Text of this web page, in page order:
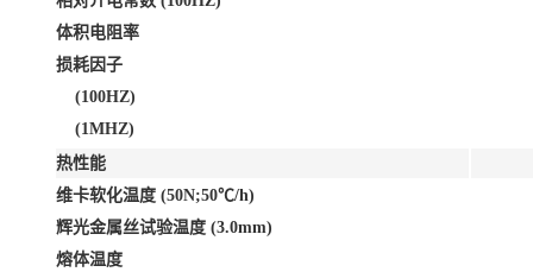
体积电阻率
损耗因子
(100HZ)
(1MHZ)
热性能
维卡软化温度 (50N;50℃/h)
辉光金属丝试验温度 (3.0mm)
熔体温度